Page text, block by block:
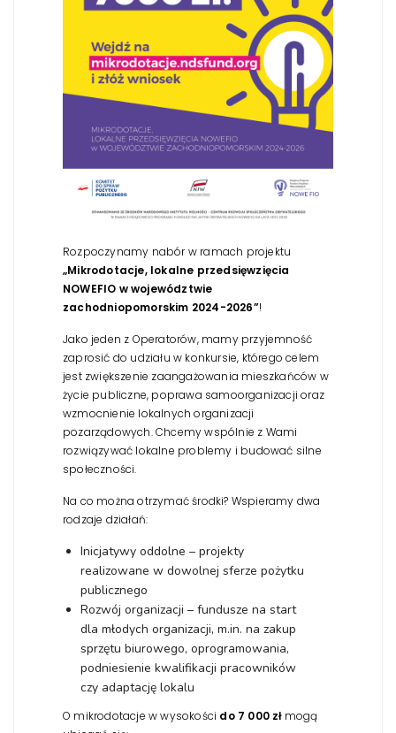
Rozpoczynamy nabór w ramach projektu
„Mikrodotacje, lokalne przedsięwzięcia
NOWEFIO w województwie
zachodniopomorskim 2024-2026”!
Jako jeden z Operatorów, mamy przyjemność
zaprosić do udziału w konkursie, którego celem
jest zwiększenie zaangażowania mieszkańców w
życie publiczne, poprawa samoorganizacji oraz
wzmocnienie lokalnych organizacji
pozarządowych. Chcemy wspólnie z Wami
rozwiązywać lokalne problemy i budować silne
społeczności.
Na co można otrzymać środki? Wspieramy dwa
rodzaje działań:
Inicjatywy oddolne – projekty
realizowane w dowolnej sferze pożytku
publicznego
Rozwój organizacji – fundusze na start
dla młodych organizacji, m.in. na zakup
sprzętu biurowego, oprogramowania,
podniesienie kwalifikacji pracowników
czy adaptację lokalu
O mikrodotacje w wysokości do 7 000 złmogą